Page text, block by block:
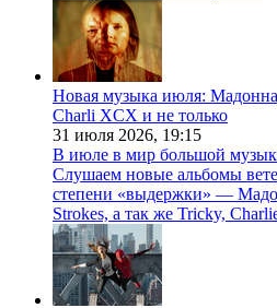
Новая музыка июля:
Charli XCX и не только
31 июля 2026, 19:15
В июле в мир большой
Слушаем новые альбомы
степени «выдержки» —
Strokes, а так же Tricky,